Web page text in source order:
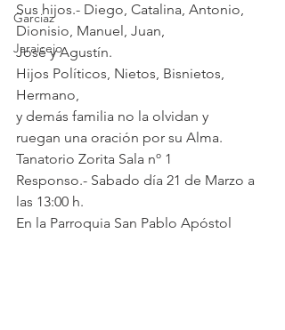
Garciaz
Jaraicejo
Sus hijos.- Diego, Catalina, Antonio,
Dionisio, Manuel, Juan,
José y Agustín.
Hijos Políticos, Nietos, Bisnietos,
Hermano,
y demás familia no la olvidan y
ruegan una oración por su Alma.
Tanatorio Zorita Sala nº 1
Responso.- Sabado día 21 de Marzo a
las 13:00 h.
En la Parroquia San Pablo Apóstol